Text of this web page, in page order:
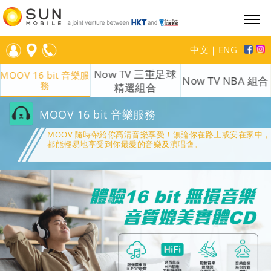
中文 ｜ ENG
MOOV 16 bit 音樂服
務
Now TV 三重足球
精選組合
Now TV NBA 組合
MOOV 16 bit 音樂服務
MOOV 隨時帶給你高清音樂享受！無論你在路上或安在家中，
都能輕易地享受到你最愛的音樂及演唱會。